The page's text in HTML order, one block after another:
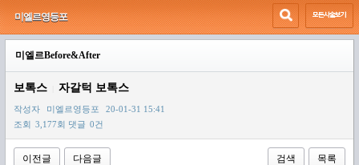
미엘르영등포
미엘르Before&After
보톡스 자갈턱 보톡스
작성자 미엘르영등포
20-01-31 15:41
조회 3,177회 댓글 0건
이전글 다음글 검색 목록